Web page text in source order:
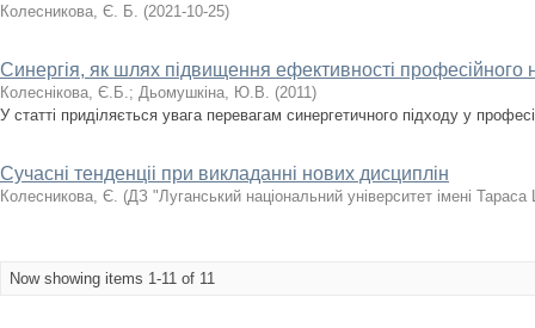
Колесникова, Є. Б. (2021-10-25)
Синергія, як шлях підвищення ефективності професійного
Колеснікова, Є.Б.; Дьомушкіна, Ю.В. (2011)
У статті приділяється увага перевагам синергетичного підходу у
Сучасні тенденціі при викладанні нових дисциплін
Колесникова, Є. (ДЗ "Луганський національний університет імені
Now showing items 1-11 of 11